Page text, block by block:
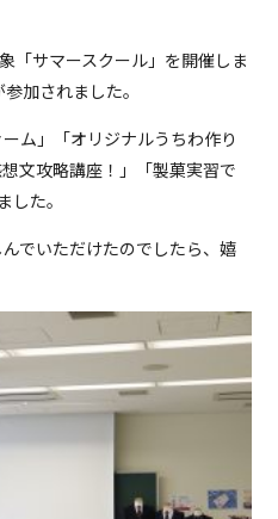
「サマースクール」を開催しま
加されました。
ム」「オリジナルうちわ作り
文攻略講座！」「製菓実習で
た。
でいただけたのでしたら、嬉